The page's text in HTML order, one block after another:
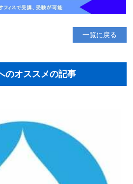
一覧に戻る
のオススメの記事